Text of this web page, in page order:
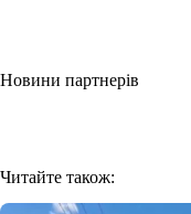
Новини партнерів
Читайте також: